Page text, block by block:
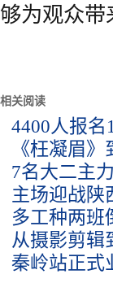
够为观众带
相关阅读
4400人报
《枉凝眉
7名大二主
主场迎战陕
多工种两班
从摄影剪辑
秦岭站正式